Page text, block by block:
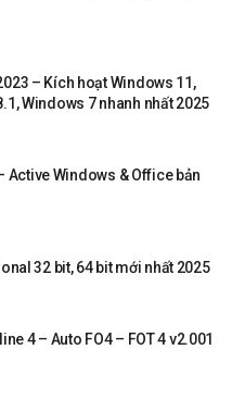
– Kích hoạt Windows 11,
Windows 7 nhanh nhất 2025
Active Windows & Office bản
32 bit, 64 bit mới nhất 2025
4 – Auto FO4 – FOT 4 v2.001